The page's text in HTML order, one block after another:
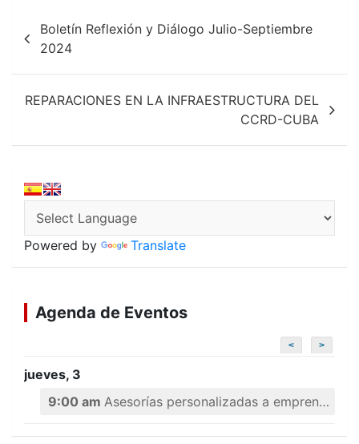
Navegación
de
entradas
Boletín Reflexión y Diálogo Julio-Septiembre
2024
REPARACIONES EN LA INFRAESTRUCTURA DEL
CCRD-CUBA
Powered by Translate
Agenda de Eventos
< >
jueves, 3
9:00 am Asesorías personalizadas a emprendedores